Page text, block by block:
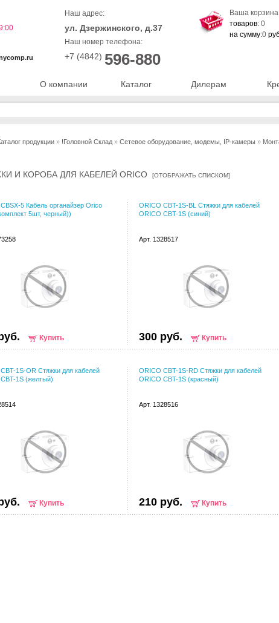
О компании Каталог Дилерам
Наш адрес:
ул. Дзержинского, д.37
Наш номер телефона:
+7 (4842) 596-880
Ваша
товаров: 0
на сумму:0
продукции » !Головной Склад » Сетевое оборудование, модемы, IP-камеры »
И КОРОБА ДЛЯ КАБЕЛЕЙ ORICO [ОТОБРАЖАТЬ СПИСКОМ]
5 Кабель органайзер Orico
5шт, черный))
Купить
ORICO CBT-1S-BL Стяжки для кабелей
ORICO CBT-1S (синий)
Арт. 1328517
300 руб. Купить
1S-OR Стяжки для кабелей
1S (желтый)
Купить
ORICO CBT-1S-RD Стяжки для кабелей
ORICO CBT-1S (красный)
Арт. 1328516
210 руб. Купить